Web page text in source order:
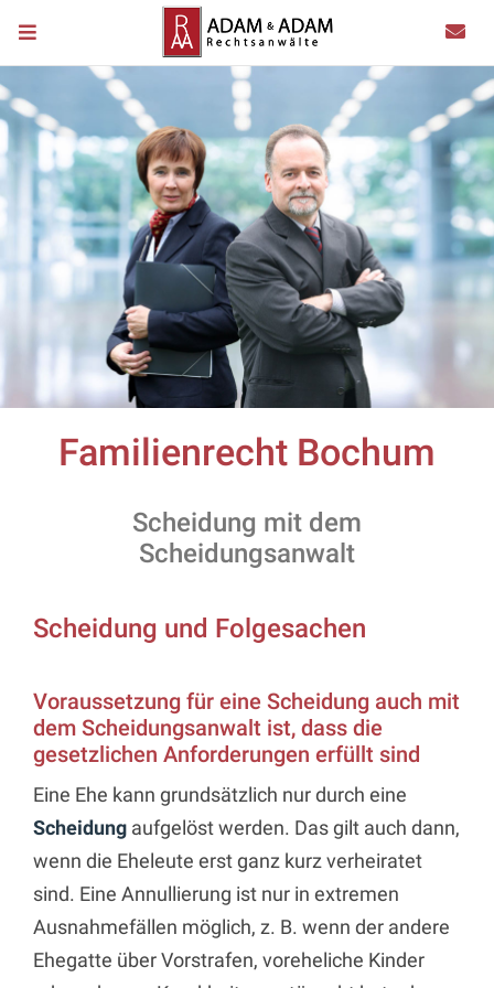
Familienrecht Bochum
Scheidung mit dem
Scheidungsanwalt
Scheidung und Folgesachen
Voraussetzung für eine Scheidung auch mit
dem Scheidungsanwalt ist, dass die
gesetzlichen Anforderungen erfüllt sind
Eine Ehe kann grundsätzlich nur durch eine
Scheidung aufgelöst werden. Das gilt auch dann,
wenn die Eheleute erst ganz kurz verheiratet
sind. Eine Annullierung ist nur in extremen
Ausnahmefällen möglich, z. B. wenn der andere
Ehegatte über Vorstrafen, voreheliche Kinder